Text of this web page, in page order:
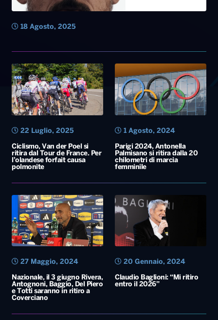
18 Agosto, 2025
Ciclismo, Van der Poel si
ritira dal Tour de France. Per
l’olandese forfait causa
polmonite
22 Luglio, 2025
Parigi 2024, Antonella
Palmisano si ritira dalla 20
chilometri di marcia
femminile
1 Agosto, 2024
Nazionale, il 3 giugno Rivera,
Antognoni, Baggio, Del Piero
e Totti saranno in ritiro a
Coverciano
27 Maggio, 2024
Claudio Baglioni: “Mi ritiro
entro il 2026”
20 Gennaio, 2024